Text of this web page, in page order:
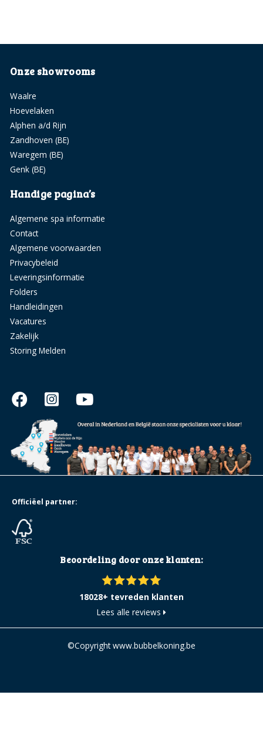
Onze showrooms
Waalre
Hoevelaken
Alphen a/d Rijn
Zandhoven (BE)
Waregem (BE)
Genk (BE)
Handige pagina’s
Algemene spa informatie
Contact
Algemene voorwaarden
Privacybeleid
Leveringsinformatie
Folders
Handleidingen
Vacatures
Zakelijk
Storing Melden
Beoordeling door onze klanten:
18028+ tevreden klanten
Lees alle reviews
Officiëel partner:
©Copyright www.bubbelkoning.be